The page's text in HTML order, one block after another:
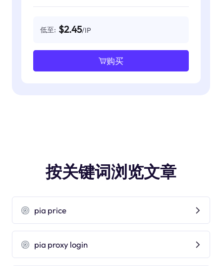
低至: $2.45/IP
购买
按关键词浏览文章
pia price
pia proxy login